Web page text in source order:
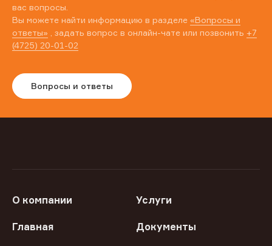
вас вопросы.
Вы можете найти информацию в разделе «Вопросы и
ответы» , задать вопрос в онлайн-чате или позвонить +7
(4725) 20-01-02
Вопросы и ответы
О компании Услуги
Главная Документы